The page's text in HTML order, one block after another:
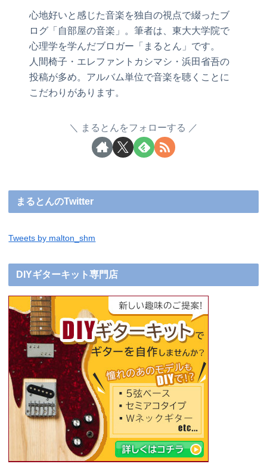
心地好いと感じた音楽を独自の視点で綴ったブ
ログ「自部屋の音楽」。筆者は、東大大学院で
心理学を学んだブロガー「まるとん」です。
人間椅子・エレファントカシマシ・浜田省吾の
投稿が多め。アルバム単位で音楽を聴くことに
こだわりがあります。
まるとんをフォローする
まるとんのTwitter
Tweets by malton_shm
DIYギターキット専門店